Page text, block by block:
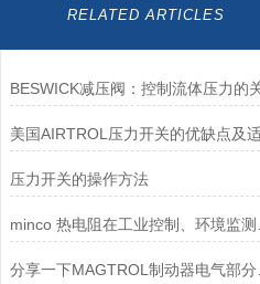
RELATED ARTICLES
压力开关的操作方法